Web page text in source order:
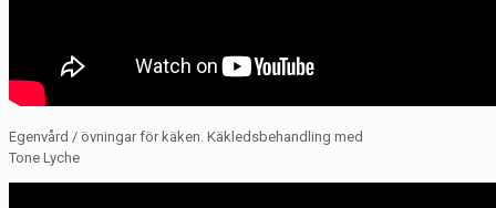
Egenvård / övningar för käken. Käkledsbehandling med
Tone Lyche